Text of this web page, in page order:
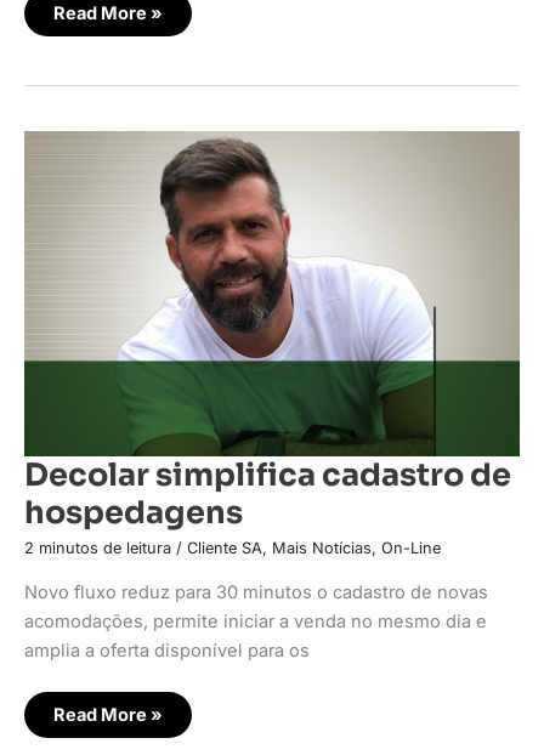
Read More »
Decolar simplifica cadastro de
hospedagens
2 minutos de leitura / Cliente SA, Mais Notícias, On-Line
Novo fluxo reduz para 30 minutos o cadastro de novas
acomodações, permite iniciar a venda no mesmo dia e
amplia a oferta disponível para os
Decolar
hospedagens
Read More »